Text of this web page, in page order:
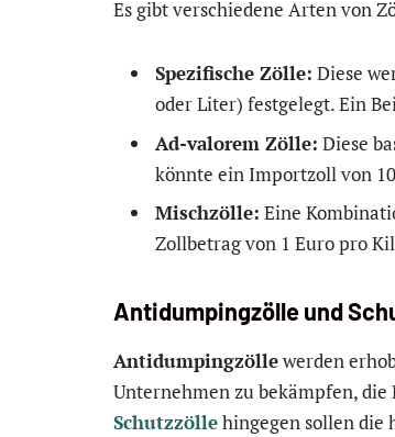
Es gibt verschiedene Arten von
Spezifische Zölle: Diese
oder Liter) festgelegt. Ein
Ad-valorem Zölle: Diese
könnte ein Importzoll von
Mischzölle: Eine
Zollbetrag von 1 Euro pro
Antidumpingzölle und
Antidumpingzöllewerden
Unternehmen zu bekämpfen,
Schutzzöllehingegen sollen die